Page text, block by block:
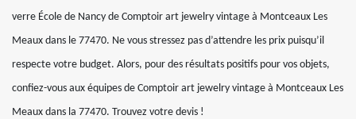
verre École de Nancy de Comptoir art jewelry vintage à Montceaux Les
Meaux dans le 77470. Ne vous stressez pas d’attendre les prix puisqu’il
respecte votre budget. Alors, pour des résultats positifs pour vos objets,
confiez-vous aux équipes de Comptoir art jewelry vintage à Montceaux Les
Meaux dans la 77470. Trouvez votre devis !